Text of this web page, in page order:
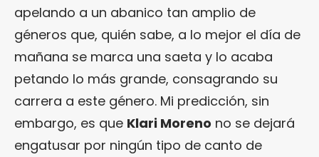
apelando a un abanico tan amplio de
géneros que, quién sabe, a lo mejor el día de
mañana se marca una saeta y lo acaba
petando lo más grande, consagrando su
carrera a este género. Mi predicción, sin
embargo, es que Klari Moreno no se dejará
engatusar por ningún tipo de canto de